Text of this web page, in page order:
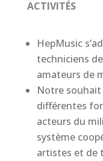
ACTIVITÉS
HepMusic
techniciens
amateurs de
Notre souhait
différentes
acteurs du
système
artistes et de